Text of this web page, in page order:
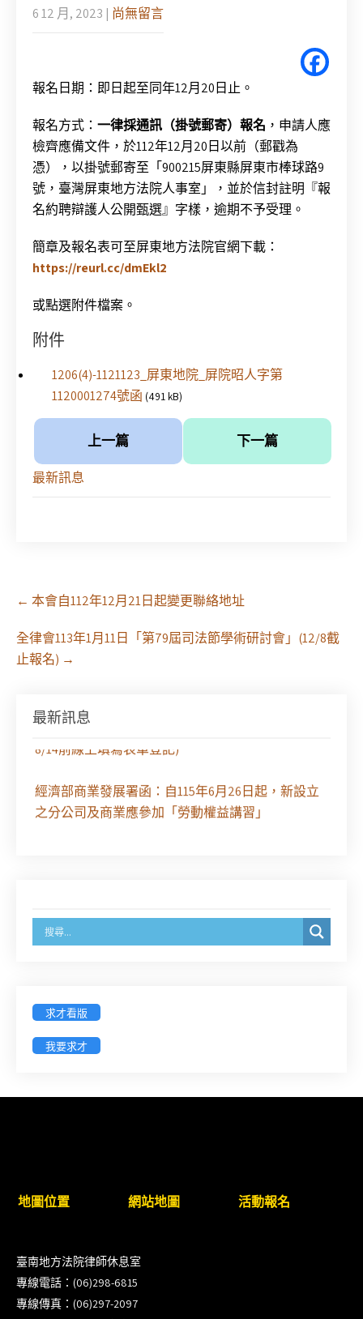
6 12 月, 2023 | 尚無留言
報名日期：即日起至同年12月20日止。
報名方式： 一律採通訊（掛號郵寄）報名 ，申請人應
檢齊應備文件，於112年12月20日以前（郵戳為
憑），以掛號郵寄至「900215屏東縣屏東市棒球路9
號，臺灣屏東地方法院人事室」，並於信封註明『報
名約聘辯護人公開甄選』字樣，逾期不予受理。
簡章及報名表可至屏東地方法院官網下載：
https://reurl.cc/dmEkl2
或點選附件檔案。
附件
1206(4)-1121123_屏東地院_屏院昭人字第
1120001274號函 (491 kB)
上一篇 下一篇
最新訊息
Post
navigation
← 本會自112年12月21日起變更聯絡地址
全律會113年1月11日「第79屆司法節學術研討會」(12/8截
止報名) →
最新訊息
徵求參與115年教師法律諮詢補助計畫人才庫(請於
8/14前線上填寫表單登記)
經濟部商業發展署函：自115年6月26日起，新設立
之分公司及商業應參加「勞動權益講習」
徵詢有意願擔任臺南市115年度國民中小學法治教育
新竹律師公會8/21(五)舉辦「AI職場應用」進修課程
（8/17截止報名，額滿提前截止，實體＋線上同
步）
【重要公告】115年職場霸凌調查專業人才(律師)培
本會訂於115年8月15日(六)上午舉辦「使用AI如何幫
助整理資訊?談法律工作中的應用與風險」課程(8/7
求才看版
我要求才
地圖位置 網站地圖 活動報名
臺南地方法院律師休息室
專線電話：(06)298-6815
專線傳真：(06)297-2097